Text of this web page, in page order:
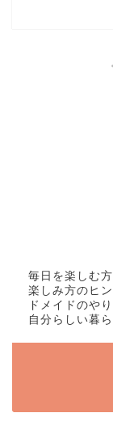
毎日を楽しむ
楽しみ方のヒ
ドメイドのや
自分らしい暮